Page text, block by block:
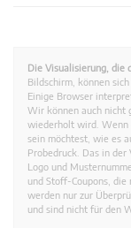
Die Visualisierung, die
Bildschirm, können
Einige Browser
Wir können auch nicht
wiederholt wird. Wenn
sein möchtest, wie es
Probedruck. Das in der
Logo und
und Stoff-Coupons,
werden nur zur
und sind nicht für den